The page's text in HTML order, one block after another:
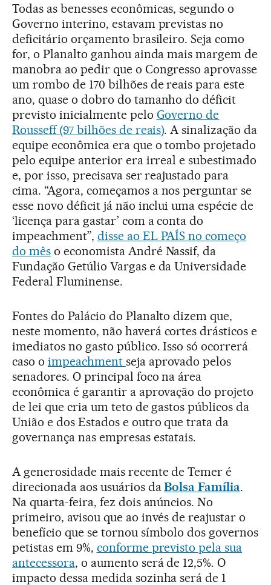
Todas as benesses econômicas, segundo o
Governo interino, estavam previstas no
deficitário orçamento brasileiro. Seja como
for, o Planalto ganhou ainda mais margem de
manobra ao pedir que o Congresso aprovasse
um rombo de 170 bilhões de reais para este
ano, quase o dobro do tamanho do déficit
previsto inicialmente pelo Governo de
Rousseff (97 bilhões de reais). A sinalização da
equipe econômica era que o tombo projetado
pelo equipe anterior era irreal e subestimado
e, por isso, precisava ser reajustado para
cima. “Agora, começamos a nos perguntar se
esse novo déficit já não inclui uma espécie de
‘licença para gastar’ com a conta do
impeachment”, disse ao EL PAÍS no começo
do mêso economista André Nassif, da
Fundação Getúlio Vargas e da Universidade
Federal Fluminense.
Fontes do Palácio do Planalto dizem que,
neste momento, não haverá cortes drásticos e
imediatos no gasto público. Isso só ocorrerá
caso o impeachment seja aprovado pelos
senadores. O principal foco na área
econômica é garantir a aprovação do projeto
de lei que cria um teto de gastos públicos da
União e dos Estados e outro que trata da
governança nas empresas estatais.
A generosidade mais recente de Temer é
direcionada aos usuários daBolsa Família.
Na quarta-feira, fez dois anúncios. No
primeiro, avisou que ao invés de reajustar o
benefício que se tornou símbolo dos governos
petistas em 9%, conforme previsto pela sua
antecessora, o aumento será de 12,5%. O
impacto dessa medida sozinha será de 1